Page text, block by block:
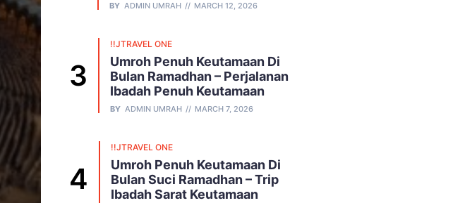
BY ADMIN UMRAH MARCH 12, 2026
!!JTRAVEL ONE
Umroh Penuh Keutamaan Di
Bulan Ramadhan – Perjalanan
Ibadah Penuh Keutamaan
BY ADMIN UMRAH MARCH 7, 2026
!!JTRAVEL ONE
Umroh Penuh Keutamaan Di
Bulan Suci Ramadhan – Trip
Ibadah Sarat Keutamaan